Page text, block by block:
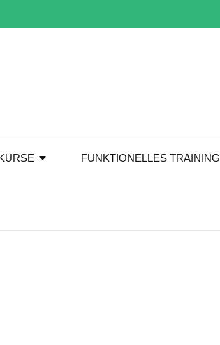
FUNKTIONELLES TRAINING